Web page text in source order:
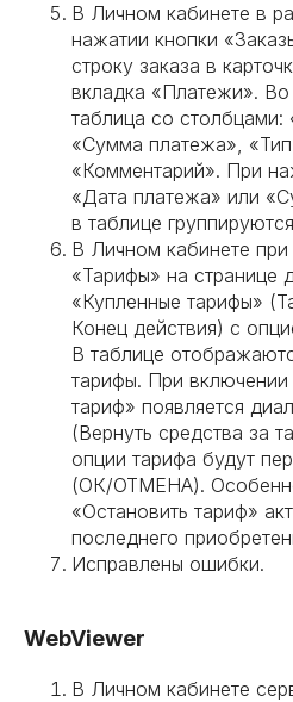
В Личном кабинете в
нажатии кнопки
строку заказа в
вкладка «Платежи».
таблица со столбцами:
«Сумма платежа»,
«Комментарий». При
«Дата платежа» или
в таблице
В Личном кабинете
«Тарифы» на странице
«Купленные тарифы»
Конец действия) с
В таблице
тарифы. При включении
тариф» появляется
(Вернуть средства за
опции тарифа будут
(ОК/ОТМЕНА).
«Остановить тариф»
последнего
Исправлены ошибки.
WebViewer
В Личном кабинете